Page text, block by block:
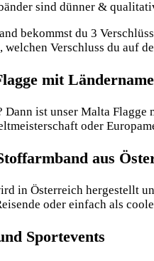
sind dünner &
bekommst du 3
welchen Verschluss du auf
mit
Dann ist unser Malta
oder
aus
in Österreich hergestellt
oder einfach als
Sportevents